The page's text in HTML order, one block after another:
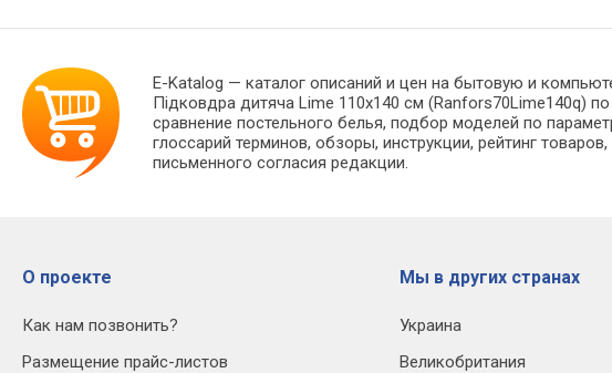
E-Katalog — каталог описаний и цен на бытовую и
Підковдра дитяча Lime 110х140 см (Ranfors70Lime140q)
сравнение постельного белья, подбор моделей по
глоссарий терминов, обзоры, инструкции, рейтинг
письменного согласия редакции.
О проекте
Как нам позвонить?
Размещение прайс-листов
Мы в других странах
Украина
Великобритания